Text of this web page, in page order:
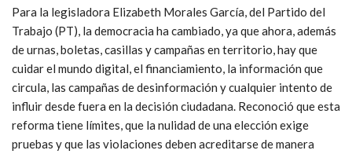
Para la legisladora Elizabeth Morales García, del Partido del
Trabajo (PT), la democracia ha cambiado, ya que ahora, además
de urnas, boletas, casillas y campañas en territorio, hay que
cuidar el mundo digital, el financiamiento, la información que
circula, las campañas de desinformación y cualquier intento de
influir desde fuera en la decisión ciudadana. Reconoció que esta
reforma tiene límites, que la nulidad de una elección exige
pruebas y que las violaciones deben acreditarse de manera